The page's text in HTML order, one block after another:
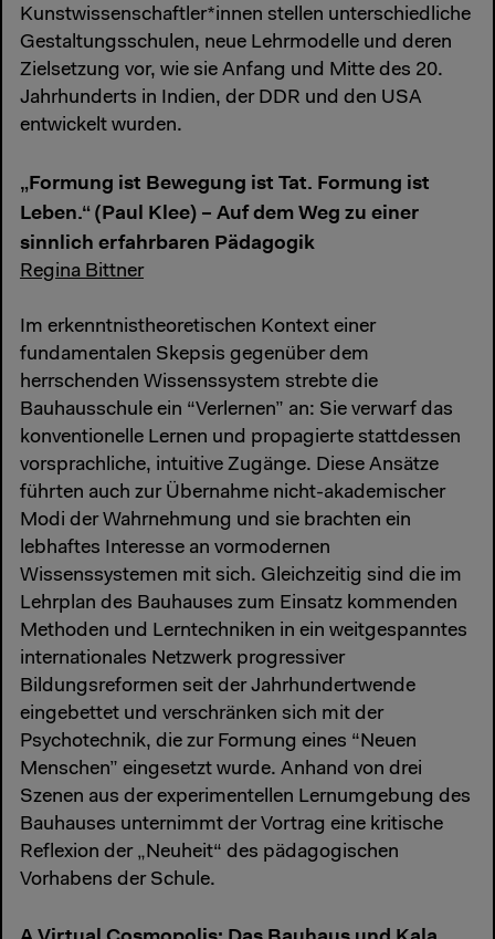
Kunstwissenschaftler*innen stellen unterschiedliche
Gestaltungsschulen, neue Lehrmodelle und deren
Zielsetzung vor, wie sie Anfang und Mitte des 20.
Jahrhunderts in Indien, der DDR und den USA
entwickelt wurden.
„Formung ist Bewegung ist Tat. Formung ist
Leben.“ (Paul Klee) – Auf dem Weg zu einer
sinnlich erfahrbaren Pädagogik
Regina Bittner
Im erkenntnistheoretischen Kontext einer
fundamentalen Skepsis gegenüber dem
herrschenden Wissenssystem strebte die
Bauhausschule ein “Verlernen” an: Sie verwarf das
konventionelle Lernen und propagierte stattdessen
vorsprachliche, intuitive Zugänge. Diese Ansätze
führten auch zur Übernahme nicht-akademischer
Modi der Wahrnehmung und sie brachten ein
lebhaftes Interesse an vormodernen
Wissenssystemen mit sich. Gleichzeitig sind die im
Lehrplan des Bauhauses zum Einsatz kommenden
Methoden und Lerntechniken in ein weitgespanntes
internationales Netzwerk progressiver
Bildungsreformen seit der Jahrhundertwende
eingebettet und verschränken sich mit der
Psychotechnik, die zur Formung eines “Neuen
Menschen” eingesetzt wurde. Anhand von drei
Szenen aus der experimentellen Lernumgebung des
Bauhauses unternimmt der Vortrag eine kritische
Reflexion der „Neuheit“ des pädagogischen
Vorhabens der Schule.